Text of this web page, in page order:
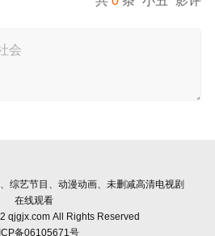
综艺节目、动漫动画、未删减高清电视剧
在线观看
qjgjx.com All Rights Reserved
备06105671号